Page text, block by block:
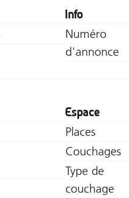
Info
Numéro
d'annonce
Espace
Places
Couchages
Type de
couchage